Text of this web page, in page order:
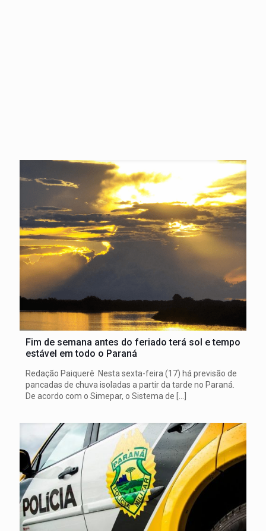
Fim de semana antes do feriado terá sol e tempo
estável em todo o Paraná
Redação Paiquerê Nesta sexta-feira (17) há previsão de
pancadas de chuva isoladas a partir da tarde no Paraná.
De acordo com o Simepar, o Sistema de […]